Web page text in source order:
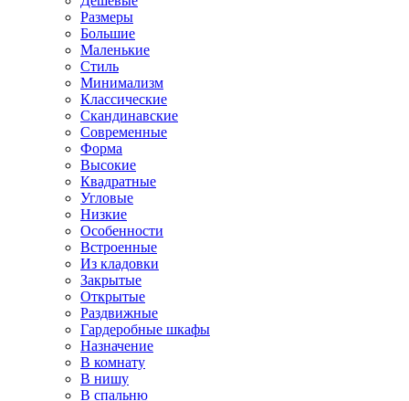
Размеры
Большие
Маленькие
Стиль
Минимализм
Классические
Скандинавские
Современные
Форма
Высокие
Квадратные
Угловые
Низкие
Особенности
Встроенные
Из кладовки
Закрытые
Открытые
Раздвижные
Гардеробные шкафы
Назначение
В комнату
В нишу
В спальню